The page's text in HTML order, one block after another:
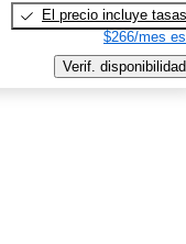
El precio incluye tasas
$266/mes
Verif. disponibilidad